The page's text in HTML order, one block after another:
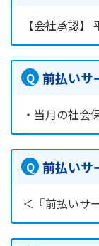
【会社承認】
前払いサ
・当月の社会
前払いサ
＜『前払いサ